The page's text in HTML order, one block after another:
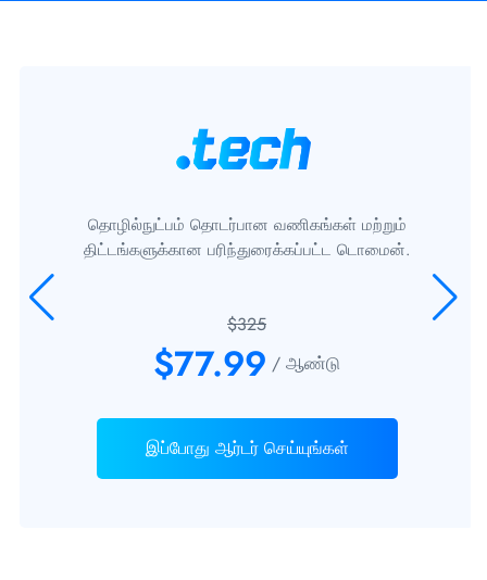
தொழில்நுட்பம் தொடர்பான வணிகங்கள் மற்றும்
திட்டங்களுக்கான பரிந்துரைக்கப்பட்ட டொமைன்.
$325
$77.99 / ஆண்டு
இப்போது ஆர்டர் செய்யுங்கள்